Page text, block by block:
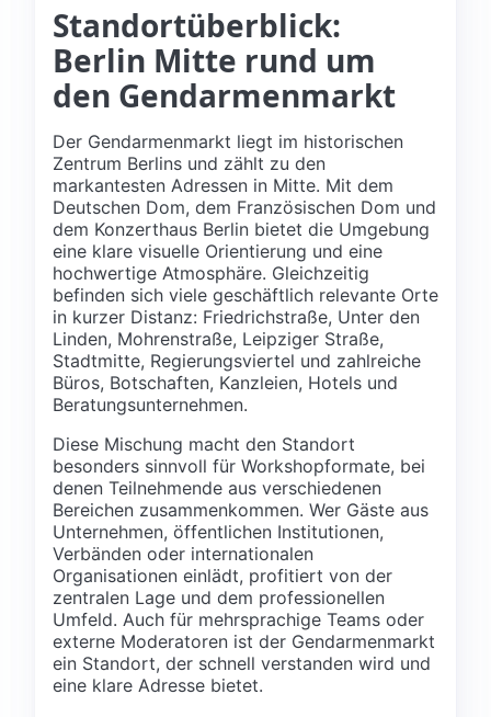
Standortüberblick:
Berlin Mitte rund um
den Gendarmenmarkt
Der Gendarmenmarkt liegt im historischen
Zentrum Berlins und zählt zu den
markantesten Adressen in Mitte. Mit dem
Deutschen Dom, dem Französischen Dom und
dem Konzerthaus Berlin bietet die Umgebung
eine klare visuelle Orientierung und eine
hochwertige Atmosphäre. Gleichzeitig
befinden sich viele geschäftlich relevante Orte
in kurzer Distanz: Friedrichstraße, Unter den
Linden, Mohrenstraße, Leipziger Straße,
Stadtmitte, Regierungsviertel und zahlreiche
Büros, Botschaften, Kanzleien, Hotels und
Beratungsunternehmen.
Diese Mischung macht den Standort
besonders sinnvoll für Workshopformate, bei
denen Teilnehmende aus verschiedenen
Bereichen zusammenkommen. Wer Gäste aus
Unternehmen, öffentlichen Institutionen,
Verbänden oder internationalen
Organisationen einlädt, profitiert von der
zentralen Lage und dem professionellen
Umfeld. Auch für mehrsprachige Teams oder
externe Moderatoren ist der Gendarmenmarkt
ein Standort, der schnell verstanden wird und
eine klare Adresse bietet.